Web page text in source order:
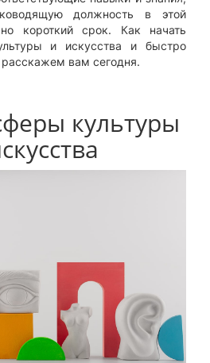
должность в этой
короткий срок. Как начать
и искусства и быстро
вам сегодня.
культуры